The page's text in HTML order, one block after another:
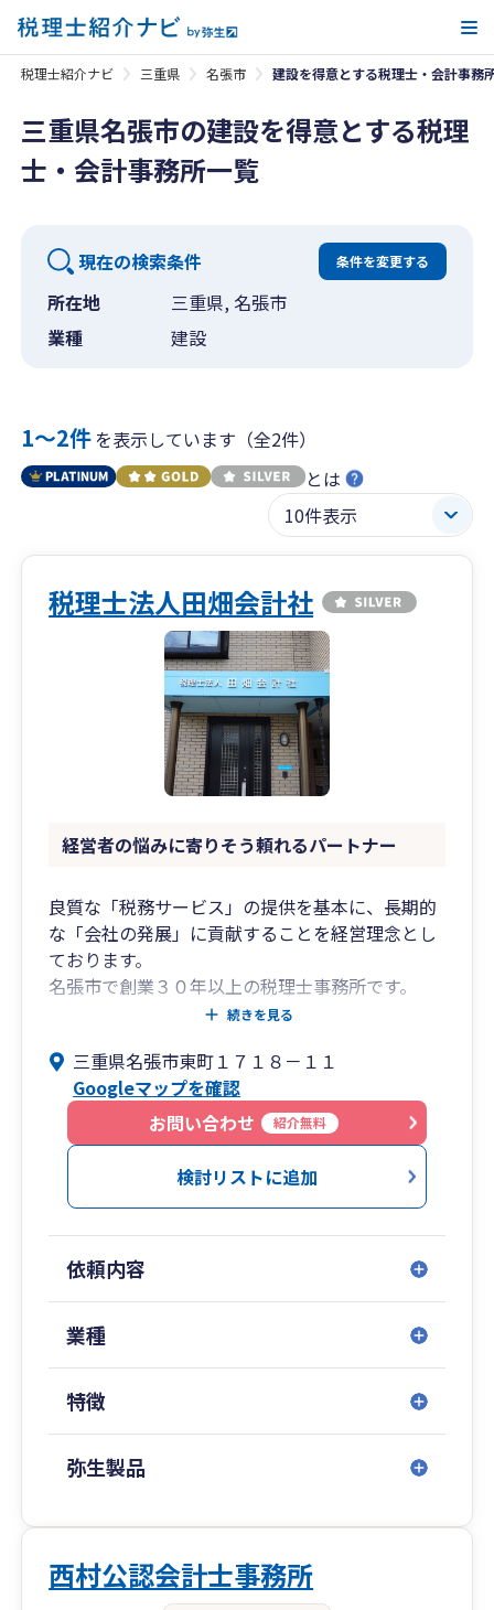
税理士紹介ナビ 三重県 名張市 建設を得意とする税理士・会計事務
三重県名張市の建設を得意とする税理
士・会計事務所一覧
現在の検索条件 条件を変更する
所在地
三重県, 名張市
業種
建設
1〜2件を表示しています（全2件）
とは
税理士法人田畑会計社
経営者の悩みに寄りそう頼れるパートナー
良質な「税務サービス」の提供を基本に、長期的
な「会社の発展」に貢献することを経営理念とし
ております。
名張市で創業３０年以上の税理士事務所です。
（令和５年７月に税理士法人となりました）
【私たちの特徴】
① スモールビジネスに特化しています。
起業前～売上高３億円までの法人・個人事業主
の税務顧問を得意としています。
この規模の経営者様は孤独を感じながら会社経
たいと考えています。
② お客様対応はすべて税理士が担当いたします。
担当いたします。
お客様の担当者が急に変更するなどの心配やご
迷惑をかけることはございません。
開業歴30年以上のベテラン税理士と20～30歳代
の経営者様から
続きを見る
三重県名張市東町１７１８－１１
Googleマップを確認
お問い合わせ
紹介無料
検討リストに追加
依頼内容
業種
特徴
弥生製品
西村公認会計士事務所